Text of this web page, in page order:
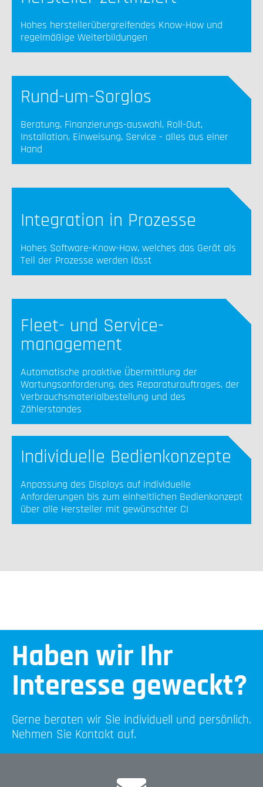
Hohes herstellerübergreifendes Know-How und
regelmäßige Weiterbildungen
Rund-um-Sorglos
Beratung, Finanzierungs-auswahl, Roll-Out,
Installation, Einweisung, Service - alles aus einer
Hand
Integration in Prozesse
Hohes Software-Know-How, welches das Gerät als
Teil der Prozesse werden lässt
Fleet- und Service-
management
Automatische proaktive Übermittlung der
Wartungsanforderung, des Reparaturauftrages, der
Verbrauchsmaterialbestellung und des
Zählerstandes
Individuelle Bedienkonzepte
Anpassung des Displays auf individuelle
Anforderungen bis zum einheitlichen Bedienkonzept
über alle Hersteller mit gewünschter CI
Haben wir Ihr
Interesse geweckt?
Gerne beraten wir Sie individuell und persönlich.
Nehmen Sie Kontakt auf.